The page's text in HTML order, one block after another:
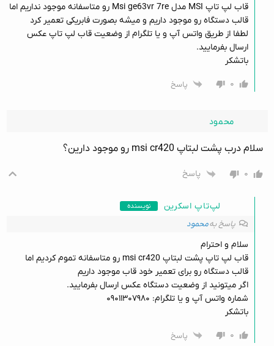
قاب لپ تاپ MSI مدل Msi ge63vr 7re رو متاسفانه موجود نداریم اما
قالب دستگاه رو موجود داریم و میشه بصورت فابریکی تعمیر کرد
لطفا از طریق واتس آپ و یا تلگرام از وضعیت قاب لپ تاپ عکس
ارسال بفرمایید.
باتشکر
۰
پاسخ
محمود
سلام درب پشت لبتاپ msi cr420 رو موجود دارین؟
۰ پاسخ
لپ‌تاپ اسکرین نویسنده
پاسخ بهمحمود
سلام و احترام
قاب لپ تاپ پشت لبتاپ msi cr420 رو متاسفانه تموم کردیم اما
قالب دستگاه رو برای تعمیر خود قاب موجود داریم
اگر میتونید از وضعیت دستگاه عکس ارسال بفرمایید.
شماره واتس آپ و یا تلگرام: ۰۹۰۱۱۳۰۷۹۸۰
باتشکر
۰
پاسخ